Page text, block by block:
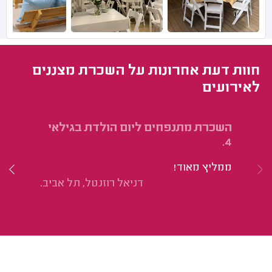
חוות דעת אחרונות על השכרת מצננים
לאירועים
השכרת מתנפחים ליום הולדת בגילאי
4.
ממליץ מאוד!
דניאל רוזנטל, תל אביב.